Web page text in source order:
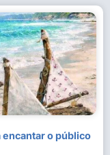
encantar o público